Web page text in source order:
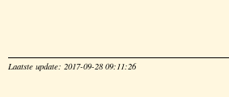
Laatste update: 2017-09-28 09:11:26